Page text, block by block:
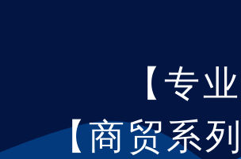
【专
【商贸系